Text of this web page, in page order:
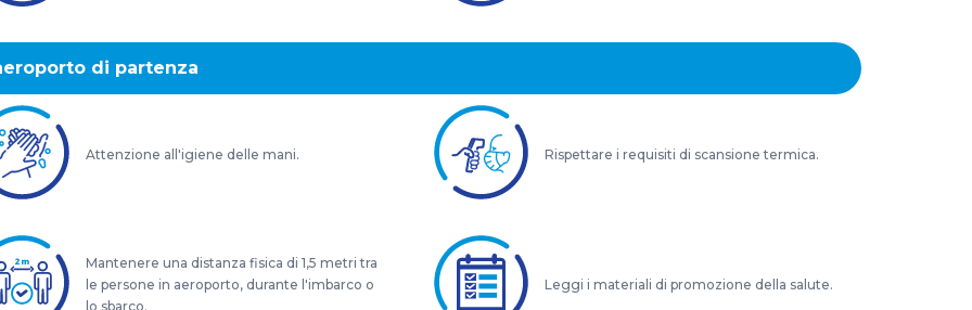
di partenza
Attenzione all'igiene delle mani. Rispettare i requisiti di scansione termica.
Mantenere una distanza fisica di 1,5 metri tra
le persone in aeroporto, durante l'imbarco o
lo sbarco.
Leggi i materiali di promozione della salute.